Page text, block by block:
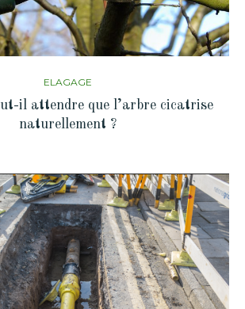
ELAGAGE
il attendre que l’arbre cicatrise
naturellement ?